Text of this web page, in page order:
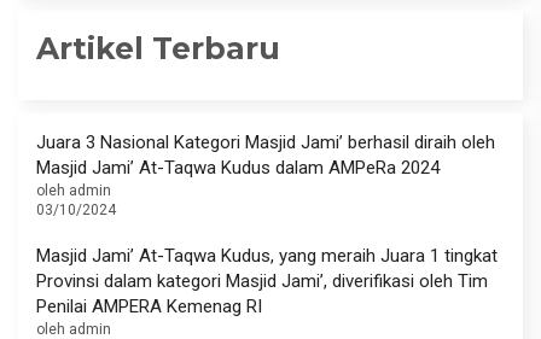
Artikel Terbaru
Juara 3 Nasional Kategori Masjid Jami’ berhasil diraih oleh
Masjid Jami’ At-Taqwa Kudus dalam AMPeRa 2024
oleh admin
03/10/2024
Masjid Jami’ At-Taqwa Kudus, yang meraih Juara 1 tingkat
Provinsi dalam kategori Masjid Jami’, diverifikasi oleh Tim
Penilai AMPERA Kemenag RI
oleh admin